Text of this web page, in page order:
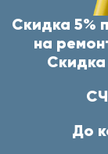
Скидка 5%
на
Скидка
До